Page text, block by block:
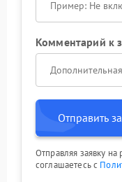
Комментарий к
Отправить
Отправляя заявку
соглашаетесь с